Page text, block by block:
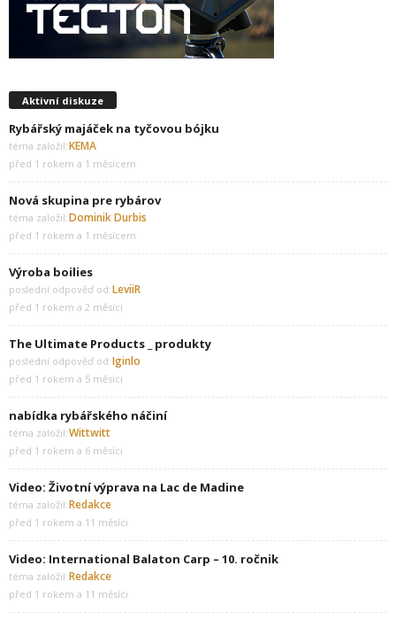
Aktivní diskuze
Rybářský majáček na tyčovou bójku
téma založil:KEMA
před 1 rokem a 1 měsícem
Nová skupina pre rybárov
téma založil:Dominik Durbis
před 1 rokem a 1 měsícem
Výroba boilies
poslední odpověď od:LeviiR
před 1 rokem a 2 měsíci
The Ultimate Products _ produkty
poslední odpověď od:Iginlo
před 1 rokem a 5 měsíci
nabídka rybářského náčiní
téma založil:Wittwitt
před 1 rokem a 6 měsíci
Video: Životní výprava na Lac de Madine
téma založil:Redakce
před 1 rokem a 11 měsíci
Video: International Balaton Carp – 10. ročnik
téma založil:Redakce
před 1 rokem a 11 měsíci